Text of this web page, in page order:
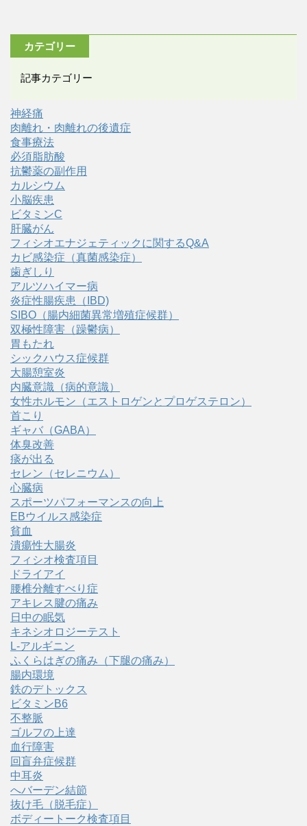
カテゴリー
記事カテゴリー
神経痛
肉離れ・肉離れの後遺症
食事療法
必須脂肪酸
抗鬱薬の副作用
カルシウム
小脳疾患
ビタミンC
肝臓がん
フィシオエナジェティックに関するQ&A
カビ感染症（真菌感染症）
歯ぎしり
アルツハイマー病
炎症性腸疾患（IBD)
SIBO（腸内細菌異常増殖症候群）
双極性障害（躁鬱病）
胃もたれ
シックハウス症候群
大腸憩室炎
内臓意識（病的意識）
女性ホルモン（エストロゲンとプロゲステロン）
首こり
ギャバ（GABA）
体臭改善
痰が出る
セレン（セレニウム）
心臓病
スポーツパフォーマンスの向上
EBウイルス感染症
貧血
潰瘍性大腸炎
フィシオ検査項目
ドライアイ
腰椎分離すべり症
アキレス腱の痛み
日中の眠気
キネシオロジーテスト
L-アルギニン
ふくらはぎの痛み（下腿の痛み）
腸内環境
鉄のデトックス
ビタミンB6
不整脈
ゴルフの上達
血行障害
回盲弁症候群
中耳炎
へバーデン結節
抜け毛（脱毛症）
ボディートーク検査項目